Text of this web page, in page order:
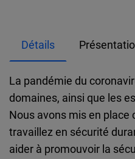
Détails
La pandémie du
domaines, ainsi que les
Nous avons mis en place
travaillez en sécurité
aider à promouvoir la